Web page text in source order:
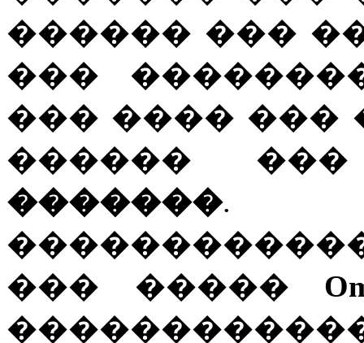
������ ���
���
��� ���� ���
������
�������.
��� �����